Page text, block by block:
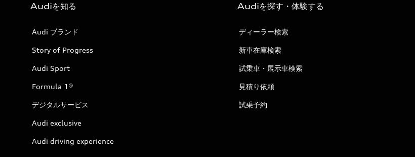
Audiを知る
Audi ブランド
Story of Progress
Audi Sport
Formula 1®
デジタルサービス
Audi exclusive
Audi driving experience
Audiを探す・体験する
ディーラー検索
新車在庫検索
試乗車・展示車検索
見積り依頼
試乗予約